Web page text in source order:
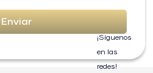
Enviar
¡Síguenos
en las
redes!